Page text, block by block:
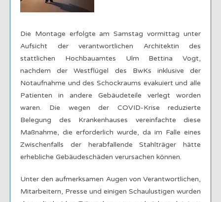
Die Montage erfolgte am Samstag vormittag unter
Aufsicht der verantwortlichen Architektin des
stattlichen Hochbauamtes Ulm Bettina Vogt,
nachdem der Westflügel des BwKs inklusive der
Notaufnahme und des Schockraums evakuiert und alle
Patienten in andere Gebäudeteile verlegt worden
waren. Die wegen der COVID-Krise reduzierte
Belegung des Krankenhauses vereinfachte diese
Maßnahme, die erforderlich wurde, da im Falle eines
Zwischenfalls der herabfallende Stahlträger hätte
erhebliche Gebäudeschäden verursachen können.
Unter den aufmerksamen Augen von Verantwortlichen,
Mitarbeitern, Presse und einigen Schaulustigen wurden